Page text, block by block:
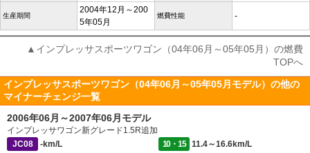
生産期間
2004年12月～200
5年05月
燃費性能 -
▲インプレッサスポーツワゴン（04年06月～05年05月）の燃費
TOPへ
インプレッサスポーツワゴン（04年06月～05年05月モデル）の他の
マイナーチェンジ一覧
2006年06月～2007年06月モデル
インプレッサワゴン新グレード1.5R追加
JC08
-km/L 10・15 11.4～16.6km/L